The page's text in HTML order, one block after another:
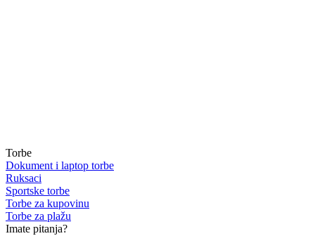
Torbe
Dokument i laptop torbe
Ruksaci
Sportske torbe
Torbe za kupovinu
Torbe za plažu
Imate pitanja?